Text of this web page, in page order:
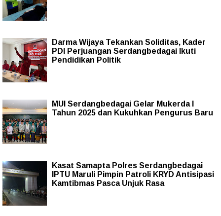
Darma Wijaya Tekankan Soliditas, Kader
PDI Perjuangan Serdangbedagai Ikuti
Pendidikan Politik
MUI Serdangbedagai Gelar Mukerda I
Tahun 2025 dan Kukuhkan Pengurus Baru
Kasat Samapta Polres Serdangbedagai
IPTU Maruli Pimpin Patroli KRYD Antisipasi
Kamtibmas Pasca Unjuk Rasa